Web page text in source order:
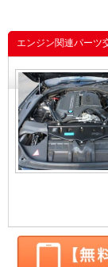
エンジン関連パーツ